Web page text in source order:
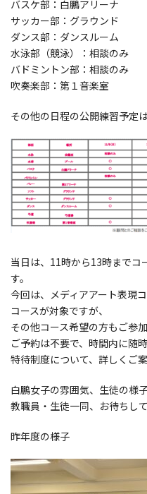
バスケ部：白鵬アリーナ
サッカー部：グラウンド
ダンス部：ダンスルーム
水泳部（競泳）：相談のみ
バドミントン部：相談のみ
吹奏楽部：第１音楽室
その他の日程の公開練習予定
当日は、11時から13時までコ
す。
今回は、メディアアート表現
コースが対象ですが、
その他コース希望の方もご参加
ご予約は不要で、時間内に随
特待制度について、詳しくご
白鵬女子の雰囲気、生徒の様
教職員・生徒一同、お待ちして
昨年度の様子